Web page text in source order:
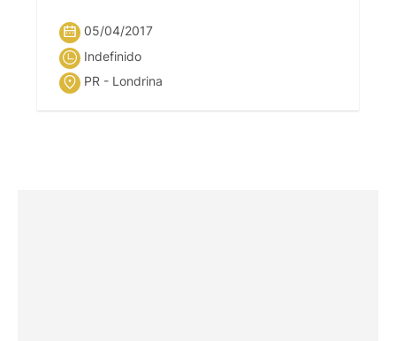
05/04/2017
Indefinido
PR - Londrina